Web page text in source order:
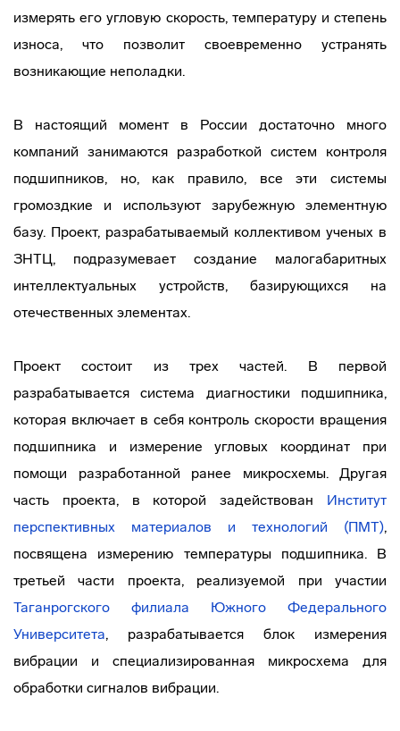
измерять его угловую скорость, температуру и степень
износа, что позволит своевременно устранять
возникающие неполадки.
В настоящий момент в России достаточно много
компаний занимаются разработкой систем контроля
подшипников, но, как правило, все эти системы
громоздкие и используют зарубежную элементную
базу. Проект, разрабатываемый коллективом ученых в
ЗНТЦ, подразумевает создание малогабаритных
интеллектуальных устройств, базирующихся на
отечественных элементах.
Проект состоит из трех частей. В первой
разрабатывается система диагностики подшипника,
которая включает в себя контроль скорости вращения
подшипника и измерение угловых координат при
помощи разработанной ранее микросхемы. Другая
часть проекта, в которой задействован Институт
перспективных материалов и технологий (ПМТ),
посвящена измерению температуры подшипника. В
третьей части проекта, реализуемой при участии
Таганрогского филиала Южного Федерального
Университета, разрабатывается блок измерения
вибрации и специализированная микросхема для
обработки сигналов вибрации.